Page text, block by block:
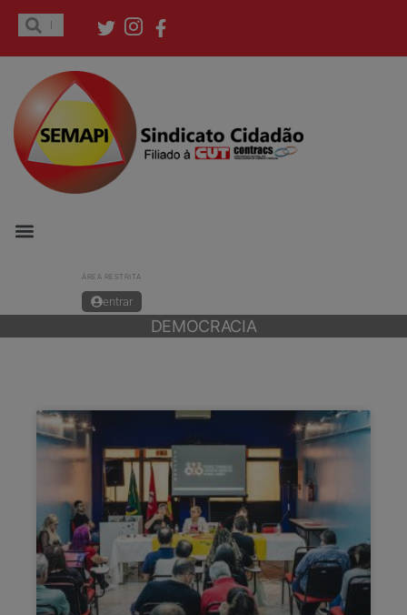
ÁREA RESTRITA
entrar
DEMOCRACIA